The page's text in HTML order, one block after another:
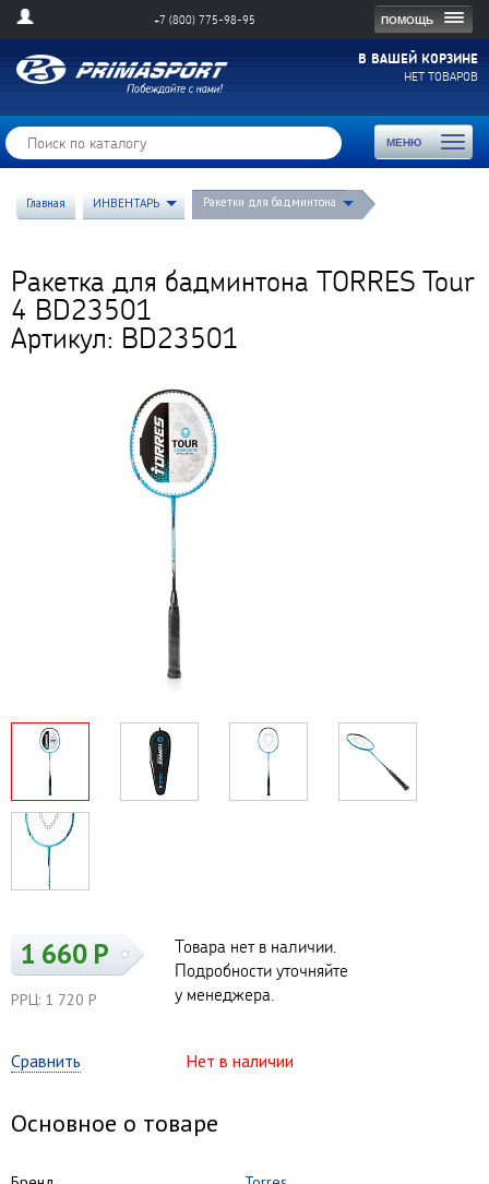
ПОМОЩЬ
+7 (800) 775-98-95
В ВАШЕЙ КОРЗИНЕ
НЕТ ТОВАРОВ
МЕНЮ
Toggle
Главная ИНВЕНТАРЬ Ракетки для бадминтона
Ракетка для бадминтона TORRES Tour
4 BD23501
Артикул: BD23501
1 660 Р
РРЦ: 1 720 Р
Товара нет в наличии.
Подробности уточняйте
у менеджера.
Сравнить Нет в наличии
Основное о товаре